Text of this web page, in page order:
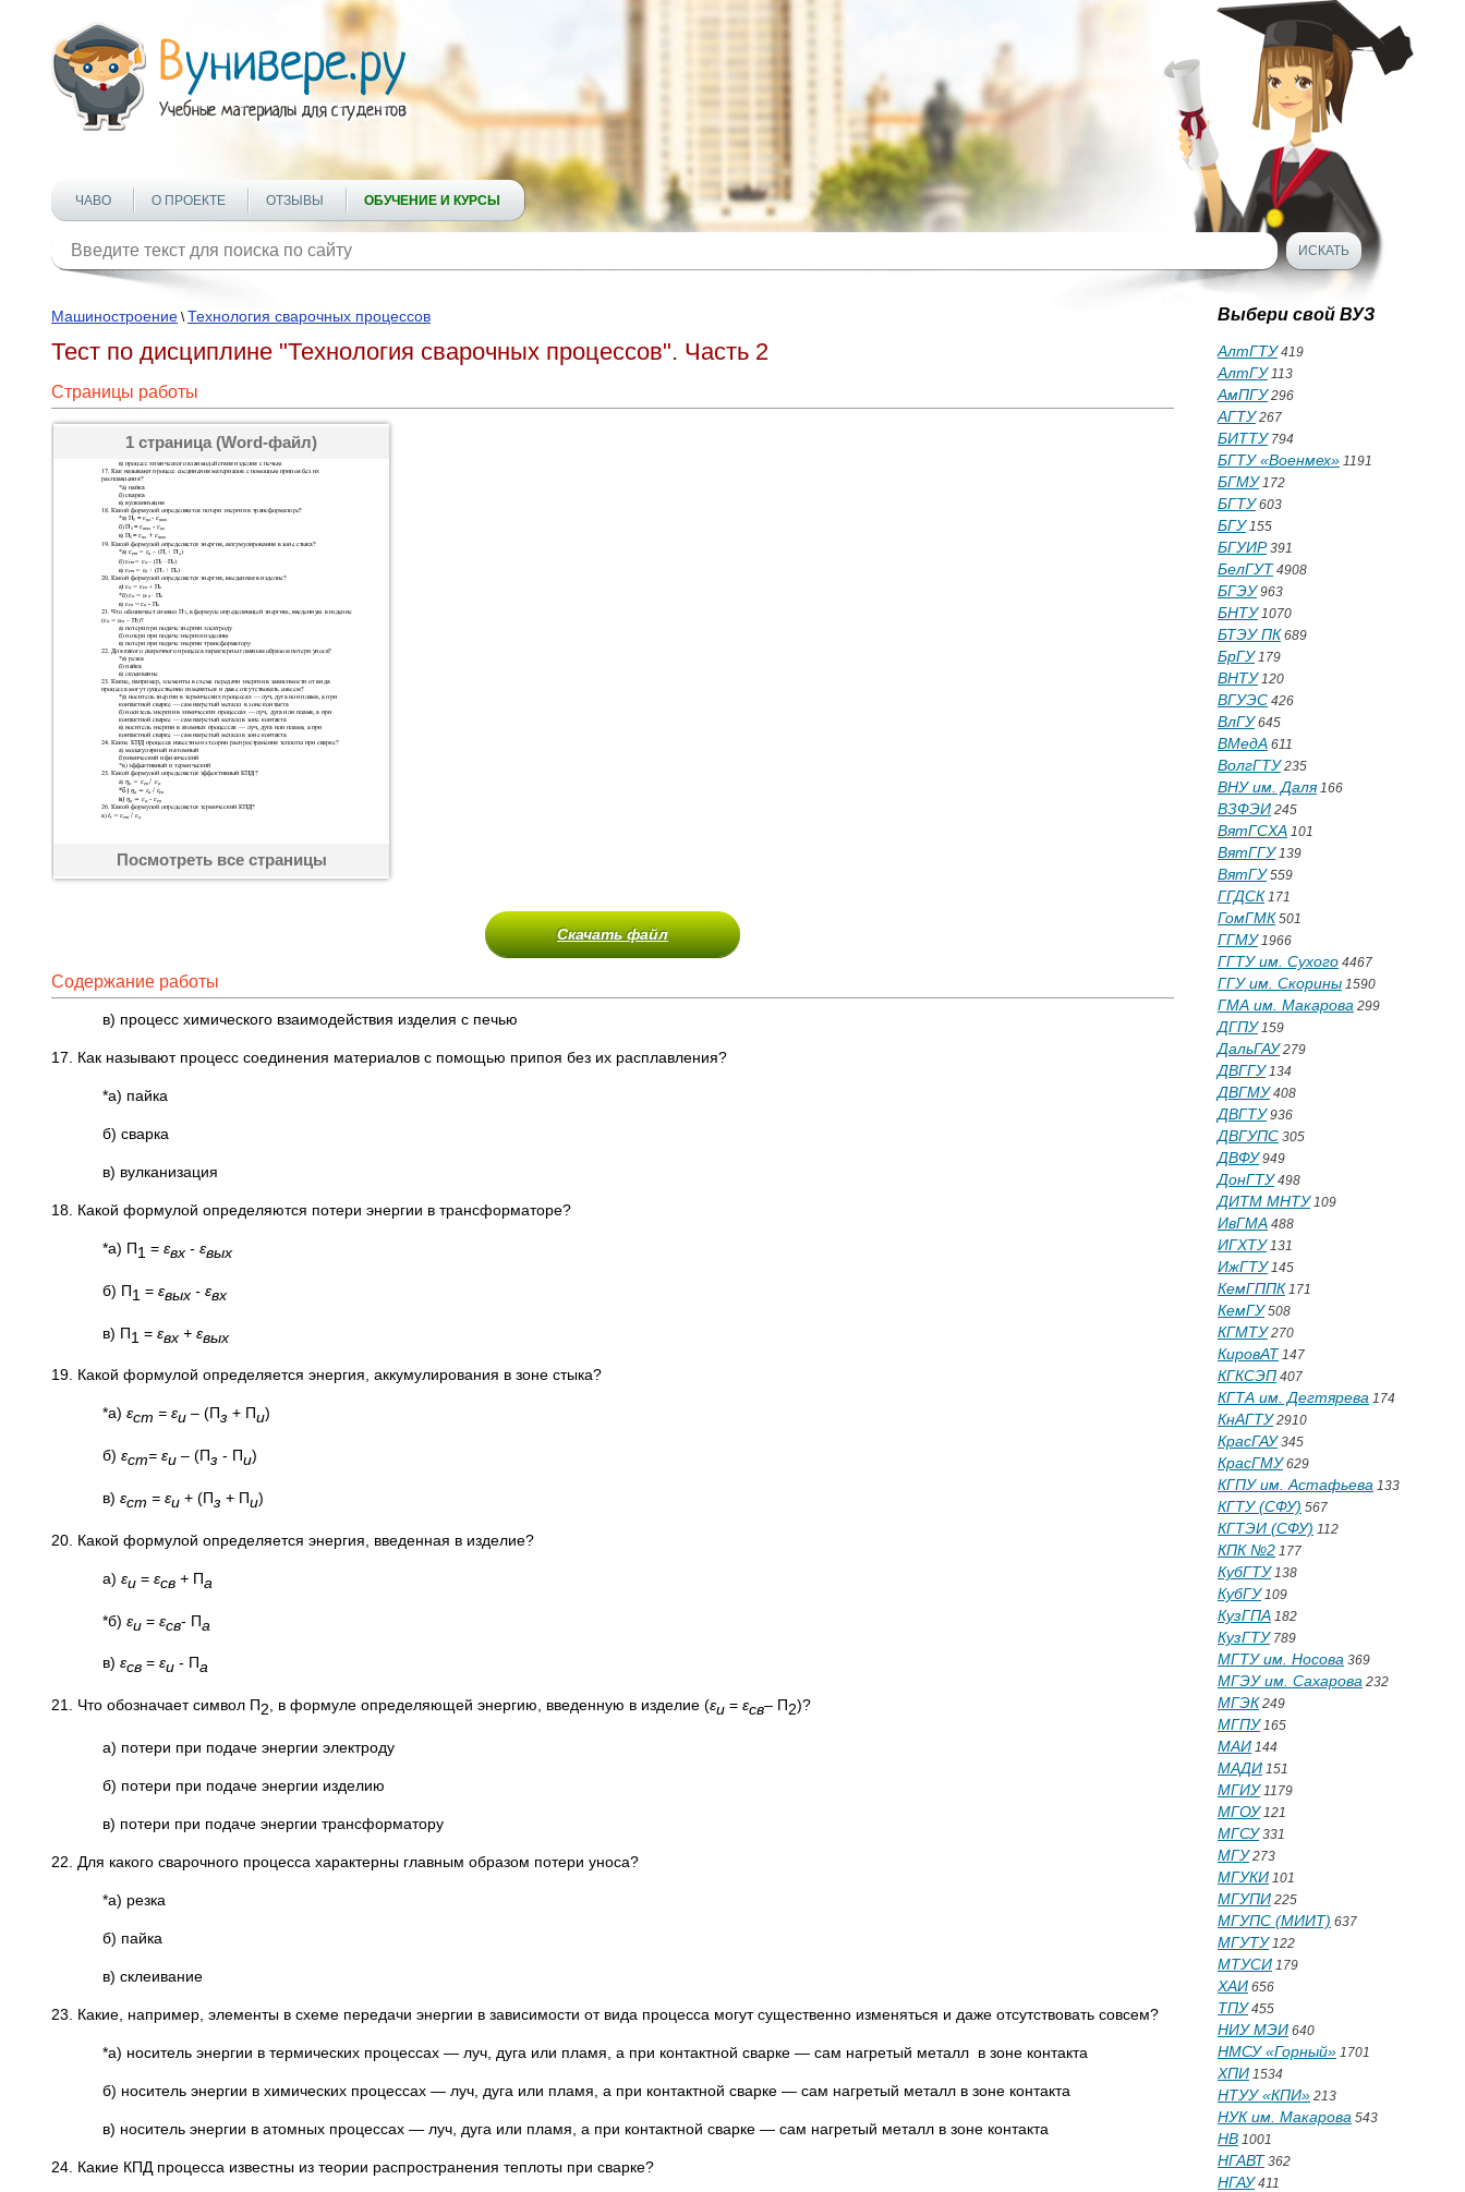
ЧАВО О ПРОЕКТЕ ОТЗЫВЫ ОБУЧЕНИЕ И КУРСЫ
Машиностроение \Технология сварочных процессов
Тест по дисциплине "Технология сварочных процессов". Часть 2
Страницы работы
1 страница (Word-файл)
Посмотреть все страницы
Скачать файл
Содержание работы
в) процесс химического взаимодействия изделия с печью
17. Как называют процесс соединения материалов с помощью припоя без их расплавления?
*а) пайка
б) сварка
в) вулканизация
18. Какой формулой определяются потери энергии в трансформаторе?
*а) П1 =εвх- εвых
б) П1 =εвых - εвх
в) П1=εвх + εвых
19. Какой формулой определяется энергия, аккумулирования в зоне стыка?
*а)εст= εи – (Пз + Пи)
б)εст= εи – (Пз - Пи)
в)εст= εи + (Пз + Пи)
20. Какой формулой определяется энергия, введенная в изделие?
а)εи =εсв + Па
*б)εи =εсв- Па
в)εсв =εи - Па
21. Что обозначает символ П2 , в формуле определяющей энергию, введенную в изделие (εи = εсв– П2)?
а) потери при подаче энергии электроду
б) потери при подаче энергии изделию
в) потери при подаче энергии трансформатору
22. Для какого сварочного процесса характерны главным образом потери уноса?
*а) резка
б) пайка
в) склеивание
23. Какие, например, элементы в схеме передачи энергии в зависимости от вида процесса могут существенно изменяться и даже отсутствовать совсем?
*а) носитель энергии в термических процессах — луч, дуга или пламя, а при контактной сварке — сам нагретый металл в зоне контакта
б) носитель энергии в химических процессах — луч, дуга или пламя, а при контактной сварке — сам нагретый металл в зоне контакта
в) носитель энергии в атомных процессах — луч, дуга или пламя, а при контактной сварке — сам нагретый металл в зоне контакта
24. Какие КПД процесса известны из теории распространения теплоты при сварке?
Выбери свой ВУЗ
АлтГТУ419
АлтГУ113
АмПГУ296
АГТУ267
БИТТУ794
БГТУ «Военмех» 1191
БГМУ172
БГТУ603
БГУ155
БГУИР391
БелГУТ 4908
БГЭУ963
БНТУ1070
БТЭУ ПК 689
БрГУ179
ВНТУ120
ВГУЭС 426
ВлГУ645
ВМедА 611
ВолгГТУ235
ВНУ им. Даля166
ВЗФЭИ 245
ВятГСХА 101
ВятГГУ139
ВятГУ559
ГГДСК 171
ГомГМК 501
ГГМУ1966
ГГТУ им. Сухого 4467
ГГУ им. Скорины 1590
ГМА им. Макарова 299
ДГПУ159
ДальГАУ279
ДВГГУ134
ДВГМУ408
ДВГТУ936
ДВГУПС 305
ДВФУ949
ДонГТУ498
ДИТМ МНТУ109
ИвГМА 488
ИГХТУ131
ИжГТУ145
КемГППК 171
КемГУ508
КГМТУ270
КировАТ 147
КГКСЭП 407
КГТА им. Дегтярева 174
КнАГТУ2910
КрасГАУ345
КрасГМУ629
КГПУ им. Астафьева 133
КГТУ (СФУ) 567
КГТЭИ (СФУ) 112
КПК №2 177
КубГТУ138
КубГУ109
КузГПА 182
КузГТУ789
МГТУ им. Носова 369
МГЭУ им. Сахарова 232
МГЭК 249
МГПУ165
МАИ 144
МАДИ 151
МГИУ1179
МГОУ121
МГСУ331
МГУ273
МГУКИ 101
МГУПИ 225
МГУПС (МИИТ) 637
МГУТУ122
МТУСИ 179
ХАИ 656
ТПУ455
НИУ МЭИ 640
НМСУ «Горный» 1701
ХПИ 1534
НТУУ «КПИ» 213
НУК им. Макарова 543
НВ 1001
НГАВТ 362
НГАУ411